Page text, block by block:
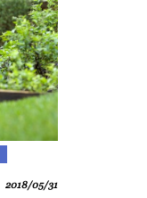
2018/05/31